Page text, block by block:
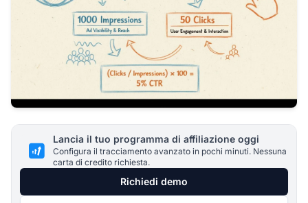
Lancia il tuo programma di affiliazione oggi
Configura il tracciamento avanzato in pochi minuti. Nessuna
carta di credito richiesta.
Richiedi demo